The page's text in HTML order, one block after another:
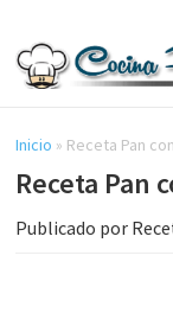
contenido
lateral
principal
Cocina
Peruana,
Recetas
de
Comida
Inicio » Receta Pan
Receta Pan
Publicado por